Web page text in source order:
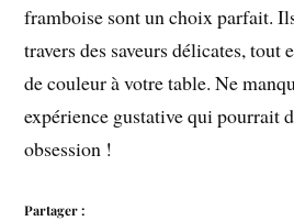
framboise sont un choix parfait.
travers des saveurs délicates, tout
de couleur à votre table. Ne
expérience gustative qui pourrait
obsession !
Partager :